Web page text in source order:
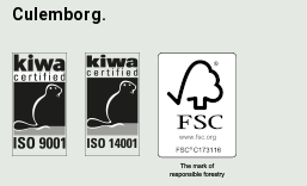
Culemborg.